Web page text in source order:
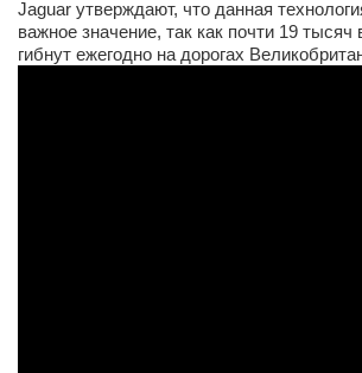
Актёры
Валентин Бурый
Jaguar утверждают, что данная
важное значение, так как почти 19 тысяч
гибнут ежегодно на дорогах